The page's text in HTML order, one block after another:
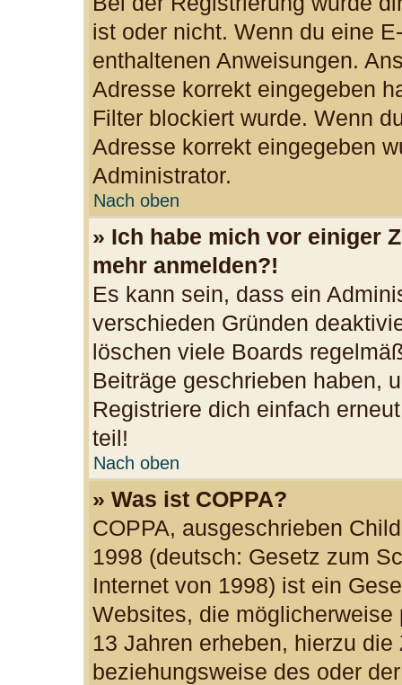
ist oder nicht. Wenn du eine
enthaltenen Anweisungen.
Adresse korrekt eingegeben
Filter blockiert wurde. Wenn
Adresse korrekt eingegeben
Administrator.
Nach oben
» Ich habe mich vor einiger
mehr anmelden?!
Es kann sein, dass ein
verschieden Gründen
löschen viele Boards
Beiträge geschrieben haben,
Registriere dich einfach
teil!
Nach oben
» Was ist COPPA?
COPPA, ausgeschrieben
1998 (deutsch: Gesetz zum
Internet von 1998) ist ein
Websites, die
13 Jahren erheben, hierzu
beziehungsweise des oder